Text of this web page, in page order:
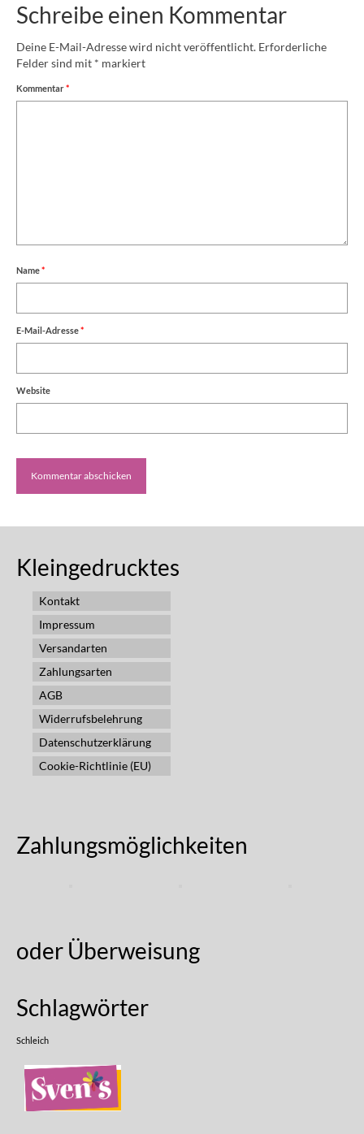
Schreibe einen Kommentar
Deine E-Mail-Adresse wird nicht veröffentlicht. Erforderliche
Felder sind mit * markiert
Kommentar*
Name*
E-Mail-Adresse*
Website
Kleingedrucktes
Kontakt
Impressum
Versandarten
Zahlungsarten
AGB
Widerrufsbelehrung
Datenschutzerklärung
Cookie-Richtlinie (EU)
Zahlungsmöglichkeiten
oder Überweisung
Schlagwörter
Schleich